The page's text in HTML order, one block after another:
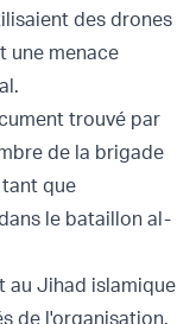
des drones
une menace
trouvé par
de la brigade
tant que
le bataillon al-
au Jihad islamique
de l'organisation.